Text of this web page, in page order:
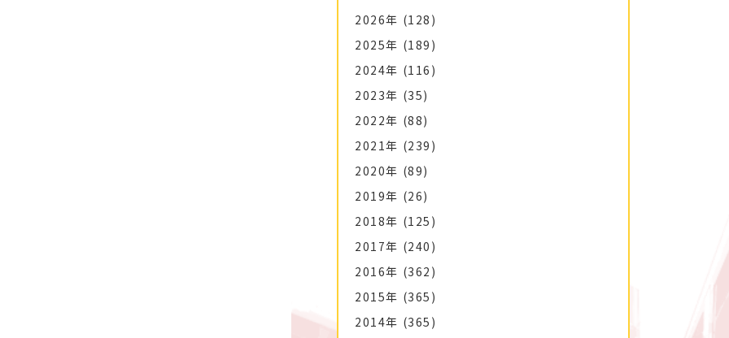
2026年 (128)
2025年 (189)
2024年 (116)
2023年 (35)
2022年 (88)
2021年 (239)
2020年 (89)
2019年 (26)
2018年 (125)
2017年 (240)
2016年 (362)
2015年 (365)
2014年 (365)